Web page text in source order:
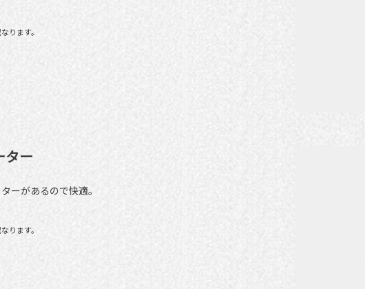
ります。
ター
ーがあるので快適。
ります。